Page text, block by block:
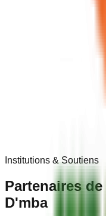
Institutions & Soutiens
Partenaires de
D'mba